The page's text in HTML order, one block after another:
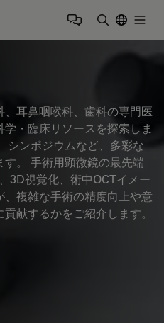
耳鼻咽喉科、歯科の専門医
・臨床リソースを探索しま
シンポジウムなど、多彩な
。 手術用顕微鏡の最先端
3D視覚化、術中OCTイメー
複雑な手術の精度向上や意
献するかをご紹介します。